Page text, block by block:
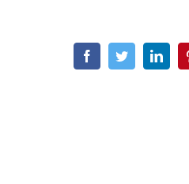
FacebookTwitter